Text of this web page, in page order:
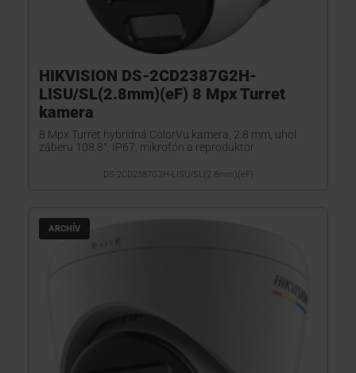
HIKVISION DS-2CD2387G2H-
LISU/SL(2.8mm)(eF) 8 Mpx Turret
kamera
8 Mpx Turret hybridná ColorVu kamera, 2.8 mm, uhol
záberu 108.8°, IP67, mikrofón a reproduktor
DS-2CD2387G2H-LISU/SL(2.8mm)(eF)
ARCHÍV